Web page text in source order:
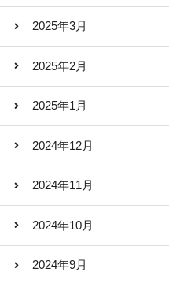
2025年3月
2025年2月
2025年1月
2024年12月
2024年11月
2024年10月
2024年9月